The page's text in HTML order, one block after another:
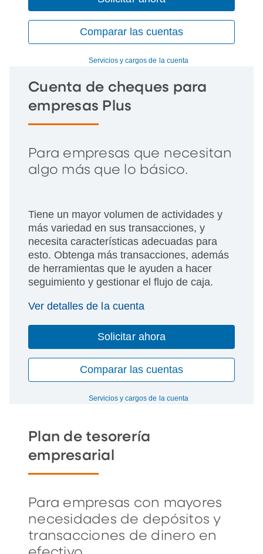
Comparar las cuentas
Servicios y cargos de la cuenta
Cuenta de cheques para
empresas Plus
Para empresas que necesitan
algo más que lo básico.
Tiene un mayor volumen de actividades y
más variedad en sus transacciones, y
necesita características adecuadas para
esto. Obtenga más transacciones, además
de herramientas que le ayuden a hacer
seguimiento y gestionar el flujo de caja.
Ver detalles de la cuenta
Solicitar ahora
Comparar las cuentas
Servicios y cargos de la cuenta
Plan de tesorería
empresarial
Para empresas con mayores
necesidades de depósitos y
transacciones de dinero en